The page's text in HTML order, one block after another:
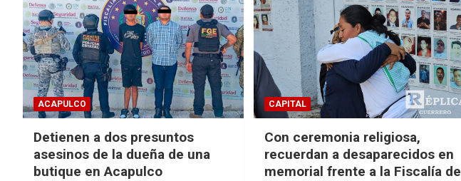
ACAPULCO
Detienen a dos presuntos
asesinos de la dueña de una
butique en Acapulco
CAPITAL
Con ceremonia religiosa,
recuerdan a desaparecidos en
memorial frente a la Fiscalía de